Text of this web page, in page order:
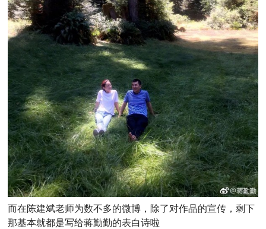
而在陈建斌老师为数不多的微博，除了对作品的宣传，剩下
那基本就都是写给蒋勤勤的表白诗啦